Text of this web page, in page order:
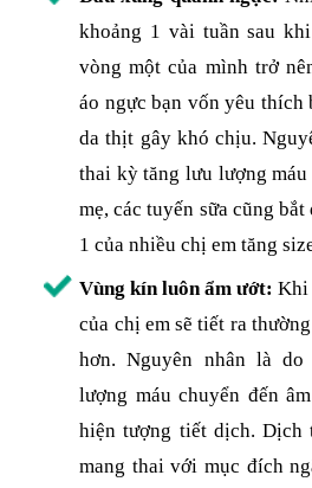
khoảng 1 vài tuần sau
vòng một của mình trở
áo ngực bạn vốn yêu thích
da thịt gây khó chịu.
thai kỳ tăng lưu lượng
mẹ, các tuyến sữa cũng
1 của nhiều chị em tăng
Vùng kín luôn ẩm ướt: Khi
của chị em sẽ tiết ra
hơn. Nguyên nhân là
lượng máu chuyển đến
hiện tượng tiết dịch.
mang thai với mục đích